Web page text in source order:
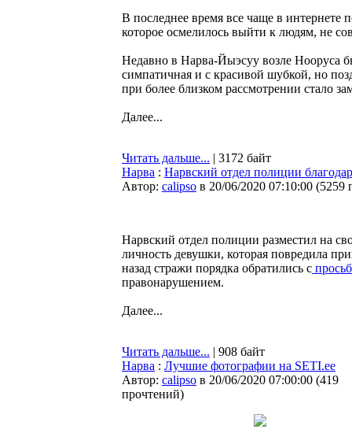
В последнее время все чаще в интернете
которое осмелилось выйти к людям, не
Недавно в Нарва-Йыэсуу возле Нооруса
симпатичная и с красивой шубкой, но
при более близком рассмотрении стало
Далее...
Читать дальше... | 3172 байт
Нарва : Нарвский отдел полиции
Автор: calipso в 20/06/2020 07:10:00 (5259
Нарвский отдел полиции разместил на
личность девушки, которая повредила
назад стражи порядка обратились с
правонарушением.
Далее...
Читать дальше... | 908 байт
Нарва : Лучшие фотографии на SETI.ee
Автор: calipso в 20/06/2020 07:00:00 (419
прочтений)